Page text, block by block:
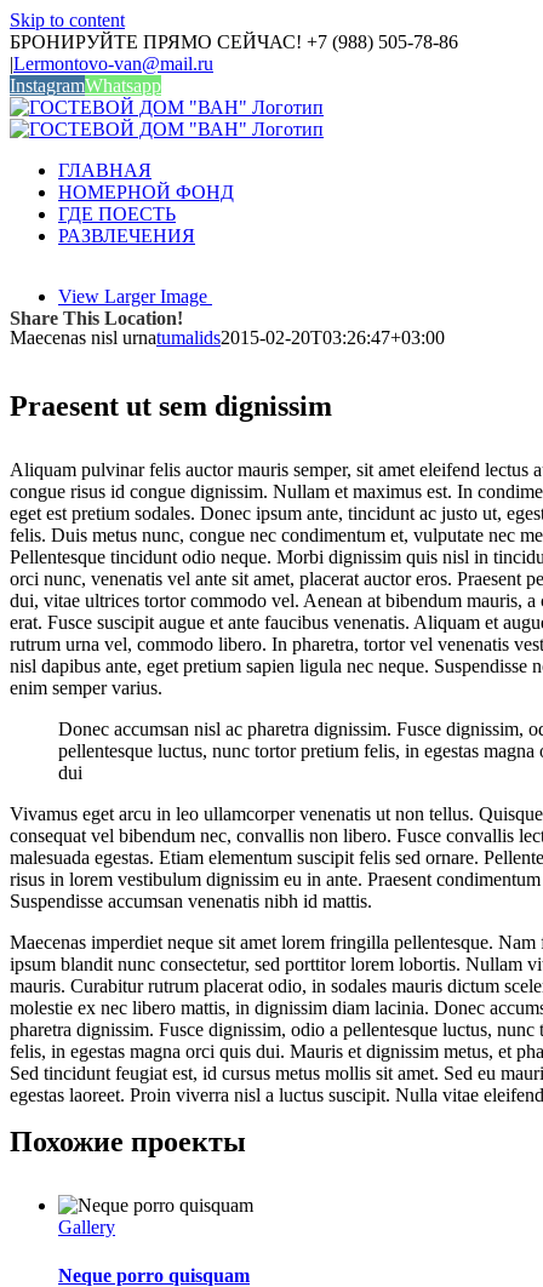
Skip to content
БРОНИРУЙТЕ ПРЯМО СЕЙЧАС! +7 (988) 505-78-86
|Lermontovo-van@mail.ru
InstagramWhatsapp
ГЛАВНАЯ
НОМЕРНОЙ ФОНД
ГДЕ ПОЕСТЬ
РАЗВЛЕЧЕНИЯ
View Larger Image
Maecenas nisl urnatumalids2015-02-20T03:26:47+03:00
Share This Location!
Praesent ut sem dignissim
Aliquam pulvinar felis auctor mauris semper, sit amet eleifend lectus
congue risus id congue dignissim. Nullam et maximus est. In
eget est pretium sodales. Donec ipsum ante, tincidunt ac justo ut,
felis. Duis metus nunc, congue nec condimentum et, vulputate nec
Pellentesque tincidunt odio neque. Morbi dignissim quis nisl in
orci nunc, venenatis vel ante sit amet, placerat auctor eros. Praesent
dui, vitae ultrices tortor commodo vel. Aenean at bibendum mauris, a
erat. Fusce suscipit augue et ante faucibus venenatis. Aliquam et
rutrum urna vel, commodo libero. In pharetra, tortor vel venenatis
nisl dapibus ante, eget pretium sapien ligula nec neque. Suspendisse
enim semper varius.
Donec accumsan nisl ac pharetra dignissim. Fusce dignissim,
pellentesque luctus, nunc tortor pretium felis, in egestas magna
dui
Vivamus eget arcu in leo ullamcorper venenatis ut non tellus.
consequat vel bibendum nec, convallis non libero. Fusce convallis
malesuada egestas. Etiam elementum suscipit felis sed ornare.
risus in lorem vestibulum dignissim eu in ante. Praesent condimentum
Suspendisse accumsan venenatis nibh id mattis.
Maecenas imperdiet neque sit amet lorem fringilla pellentesque. Nam
ipsum blandit nunc consectetur, sed porttitor lorem lobortis. Nullam
mauris. Curabitur rutrum placerat odio, in sodales mauris dictum
molestie ex nec libero mattis, in dignissim diam lacinia. Donec
pharetra dignissim. Fusce dignissim, odio a pellentesque luctus, nunc
felis, in egestas magna orci quis dui. Mauris et dignissim metus, et
Sed tincidunt feugiat est, id cursus metus mollis sit amet. Sed eu
egestas laoreet. Proin viverra nisl a luctus suscipit. Nulla vitae
Похожие проекты
Gallery
Neque porro quisquam